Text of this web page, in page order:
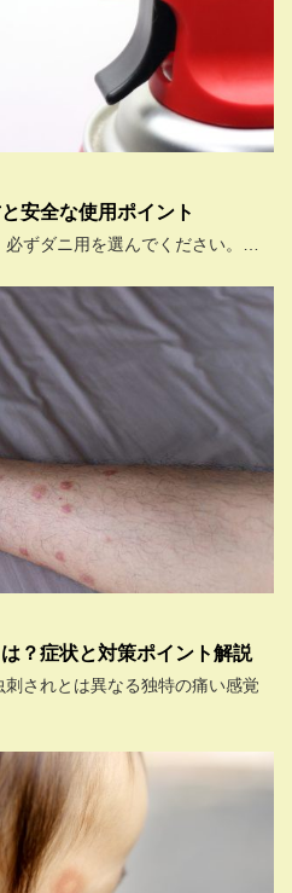
安全な使用ポイント
必ずダニ用を選んでください。…
？症状と対策ポイント解説
されとは異なる独特の痛い感覚